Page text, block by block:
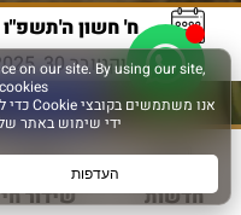
ח' חשון ה'תשפ"ו
אוקטובר 30, 2025
חדשות שידור חי